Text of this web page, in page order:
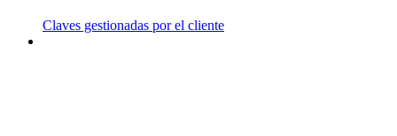
Claves gestionadas por el cliente